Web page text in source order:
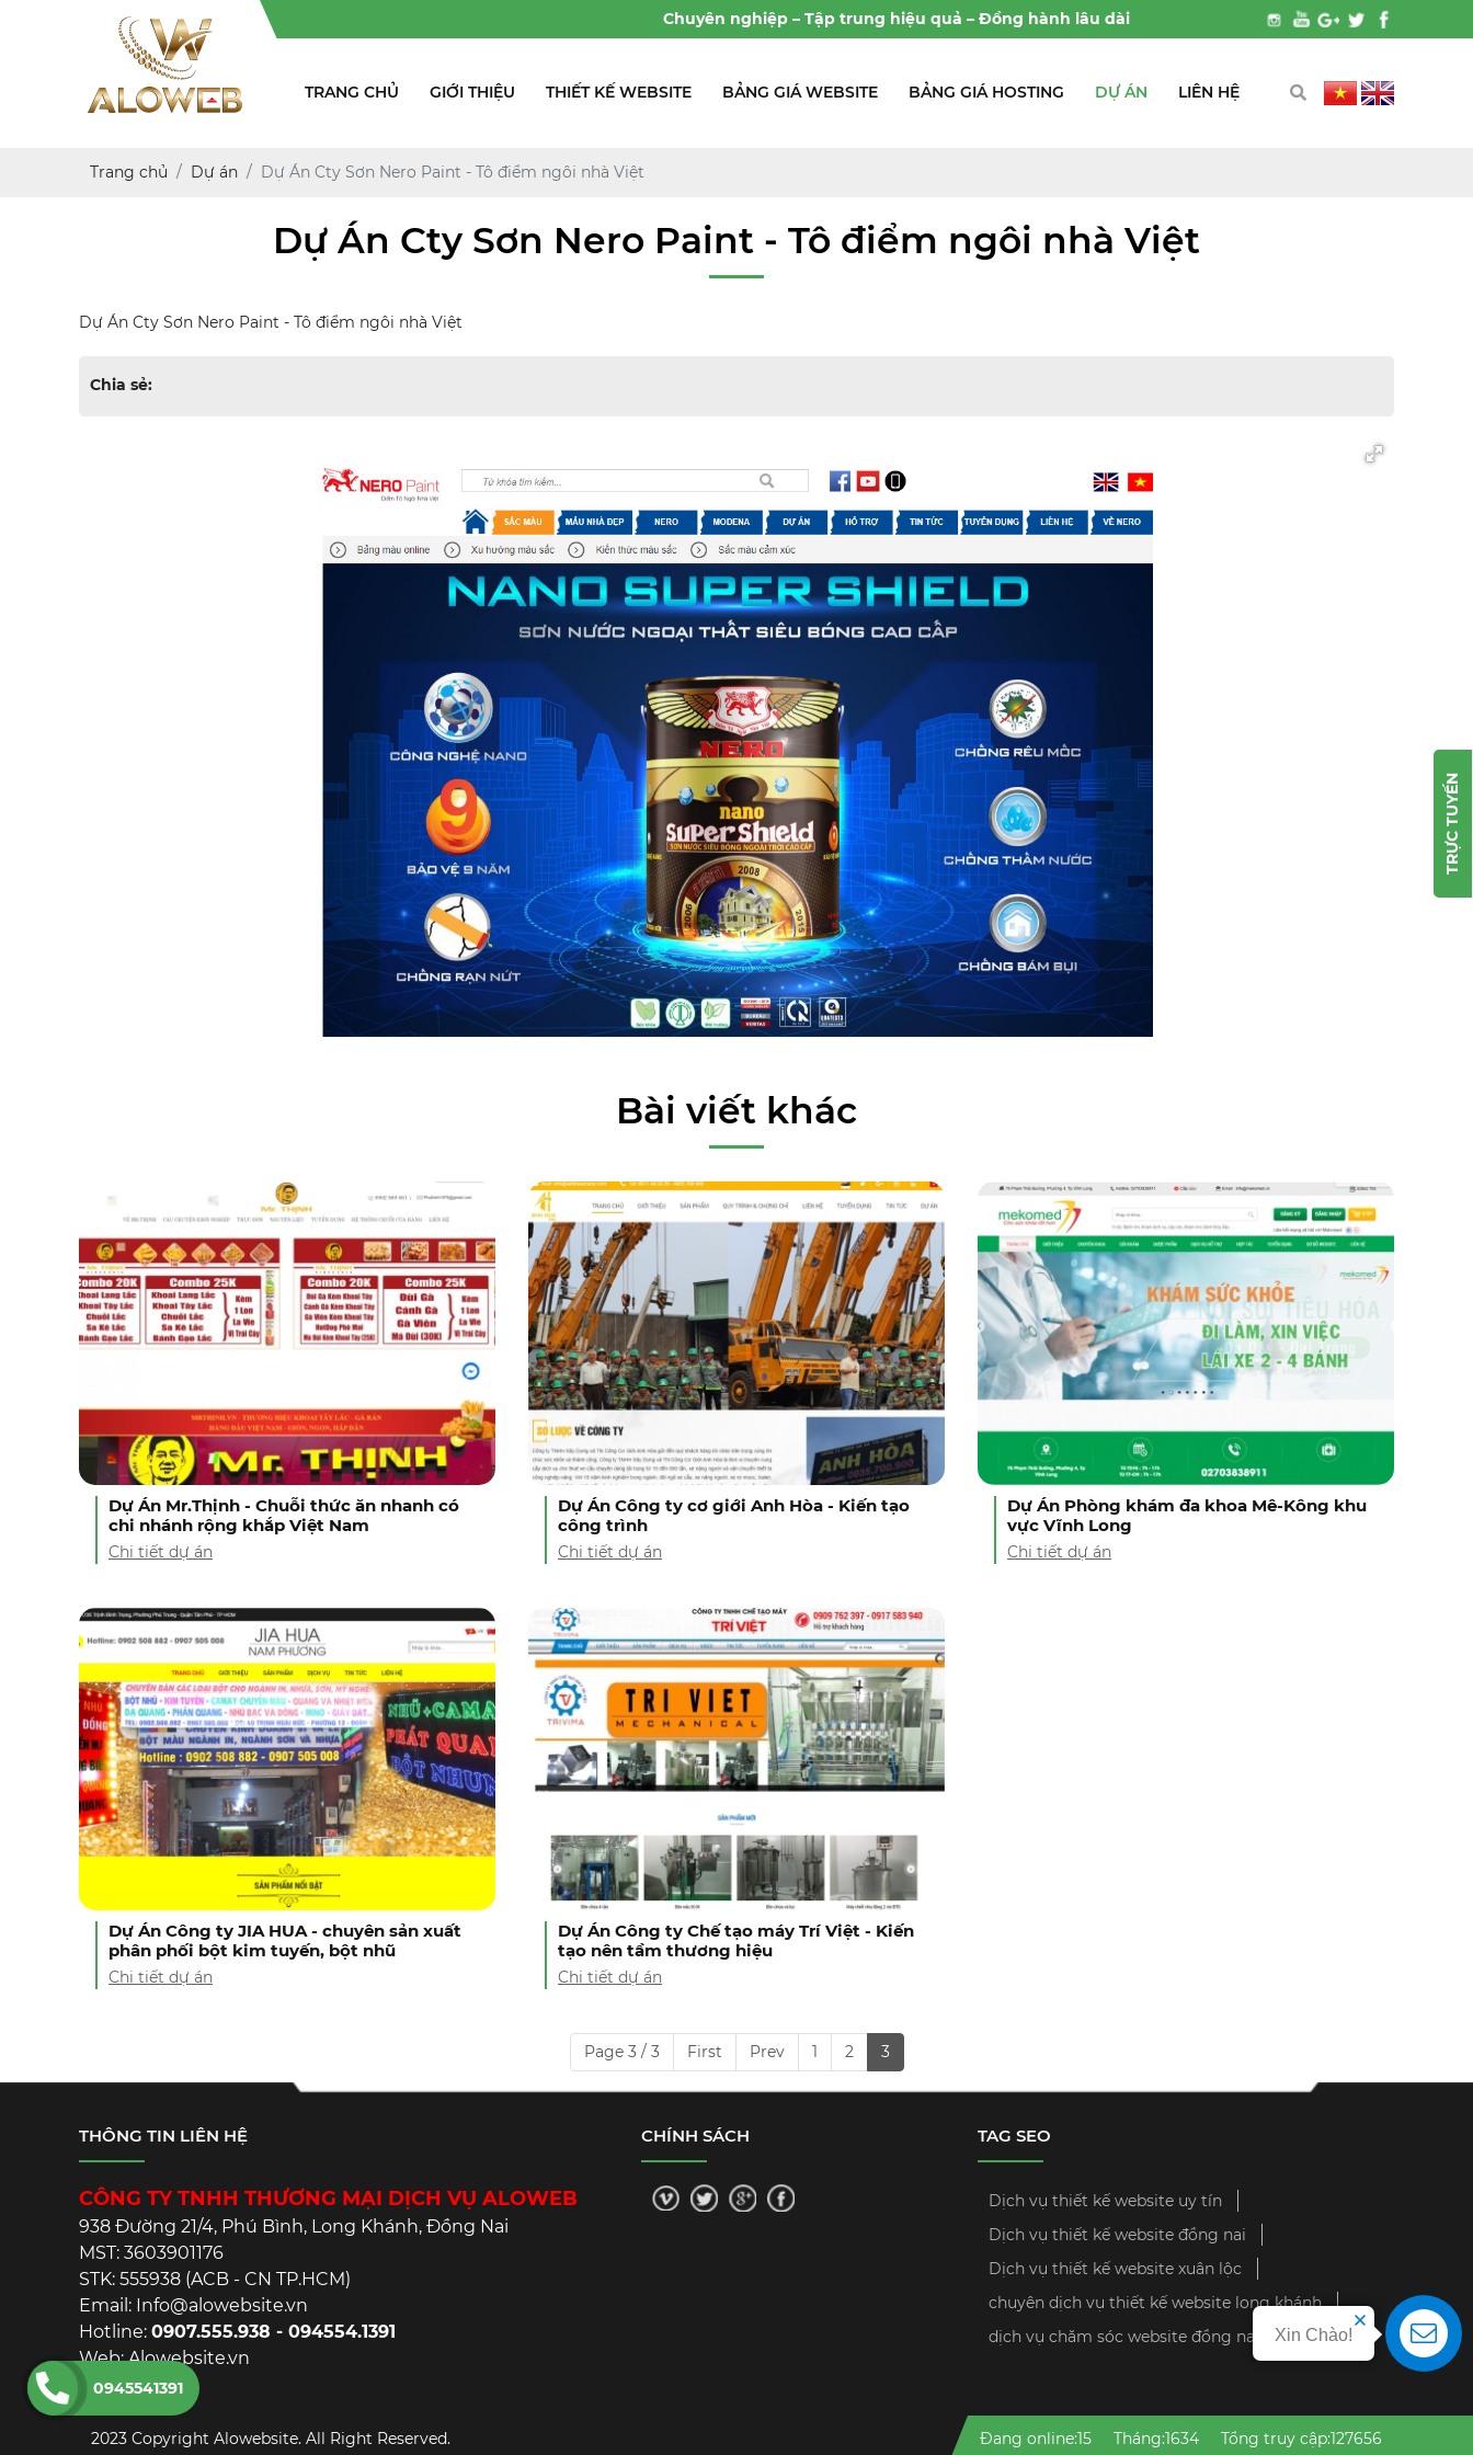
Chuyên nghiệp – Tập trung hiệu quả – Đồng hành lâu dài
TRANG CHỦ GIỚI THIỆU THIẾT KẾ WEBSITE BẢNG GIÁ WEBSITE BẢNG GIÁ HOSTING DỰ ÁN LIÊN HỆ
Trang chủ Dự án Dự Án Cty Sơn Nero Paint - Tô điểm ngôi nhà Việt
Dự Án Cty Sơn Nero Paint - Tô điểm ngôi nhà Việt
Dự Án Cty Sơn Nero Paint - Tô điểm ngôi nhà Việt
Chia sẻ:
Bài viết khác
Dự Án Mr.Thịnh - Chuỗi thức ăn nhanh có
chi nhánh rộng khắp Việt Nam
Chi tiết dự án
Dự Án Công ty cơ giới Anh Hòa - Kiến tạo
công trình
Chi tiết dự án
Dự Án Phòng khám đa khoa Mê-Kông khu
vực Vĩnh Long
Chi tiết dự án
Dự Án Công ty JIA HUA - chuyên sản xuất
phân phối bột kim tuyến, bột nhũ
Chi tiết dự án
Dự Án Công ty Chế tạo máy Trí Việt - Kiến
tạo nên tầm thương hiệu
Chi tiết dự án
Page 3 / 3 First Prev 1 2 3
THÔNG TIN LIÊN HỆ
CÔNG TY TNHH THƯƠNG MẠI DỊCH VỤ ALOWEB
938 Đường 21/4, Phú Bình, Long Khánh, Đồng Nai
MST: 3603901176
STK: 555938 (ACB - CN TP.HCM)
Email: Info@alowebsite.vn
Hotline: 0907.555.938 - 094554.1391
Web: Alowebsite.vn
CHÍNH SÁCH TAG SEO
Dịch vụ thiết kế website uy tín
Dịch vụ thiết kế website đồng nai
Dịch vụ thiết kế website xuân lộc
chuyên dịch vụ thiết kế website long khánh
dịch vụ chăm sóc website đồng nai
2023 Copyright Alowebsite. All Right Reserved. Đang online:15 Tháng:1634 Tổng truy cập:127656
0945541391
TRỰC TUYẾN
Xin Chào!